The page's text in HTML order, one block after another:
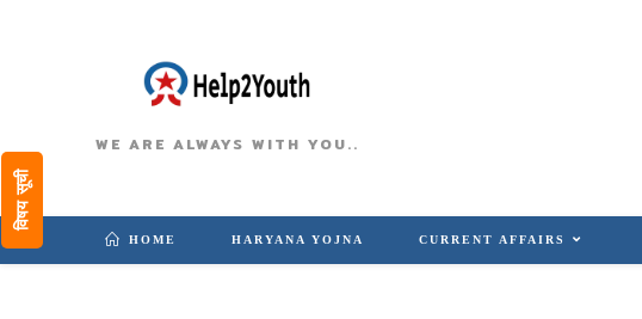
विषय सूची
WE ARE ALWAYS WITH YOU..
HOME HARYANA YOJNA CURRENT AFFAIRS